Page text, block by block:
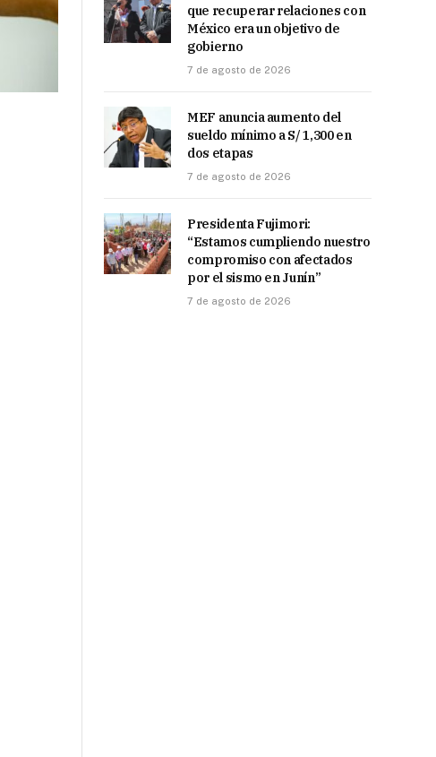
que recuperar relaciones con
México era un objetivo de
gobierno
7 de agosto de 2026
MEF anuncia aumento del
sueldo mínimo a S/ 1,300 en
dos etapas
7 de agosto de 2026
Presidenta Fujimori:
“Estamos cumpliendo nuestro
compromiso con afectados
por el sismo en Junín”
7 de agosto de 2026